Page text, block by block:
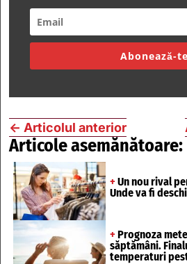
Abonează-
← Articolul anterior
Articole asemănătoare:
+ Un nou rival
Unde va fi
+ Prognoza
săptămâni.
temperaturi